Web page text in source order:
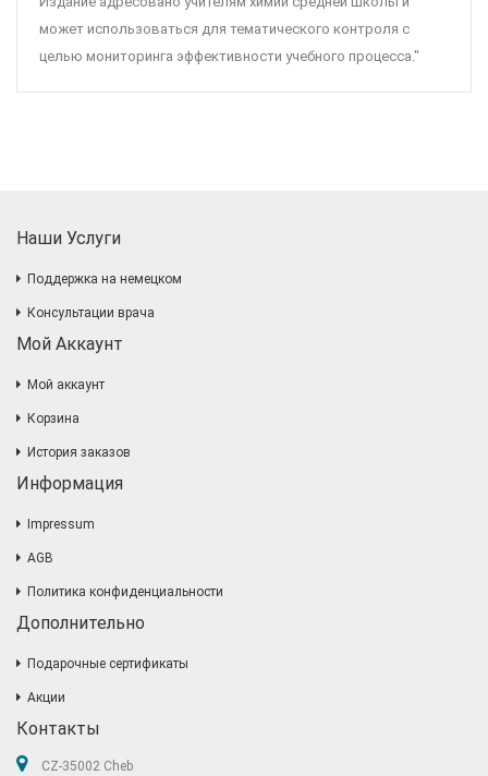
может использоваться для тематического контроля с
целью мониторинга эффективности учебного процесса."
Наши Услуги
Поддержка на немецком
Консультации врача
Мой Аккаунт
Мой аккаунт
Корзина
История заказов
Информация
Impressum
AGB
Политика конфиденциальности
Дополнительно
Подарочные сертификаты
Акции
Контакты
CZ-35002 Cheb